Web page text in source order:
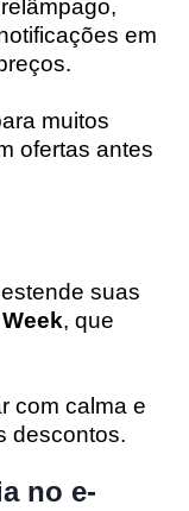
em
muitos
ofertas antes
suas
, que
com calma e
descontos.
no e-